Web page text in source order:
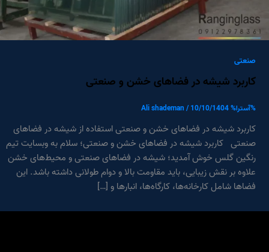
صنعتی
کاربرد شیشه در فضاهای خشن و صنعتی
%آسترا% Ali shademan/10/10/1404
کاربرد شیشه در فضاهای خشن و صنعتی استفاده از شیشه در فضاهای
صنعتی کاربرد شیشه در فضاهای خشن و صنعتی؛ سلام به وبسایت تیم
رنگین گلس خوش آمدید؛ شیشه در فضاهای صنعتی و محیط‌های خشن
علاوه بر نقش زیبایی، باید مقاومت بالا و دوام طولانی داشته باشد. این
فضاها شامل کارخانه‌ها، کارگاه‌ها، انبارها و […]